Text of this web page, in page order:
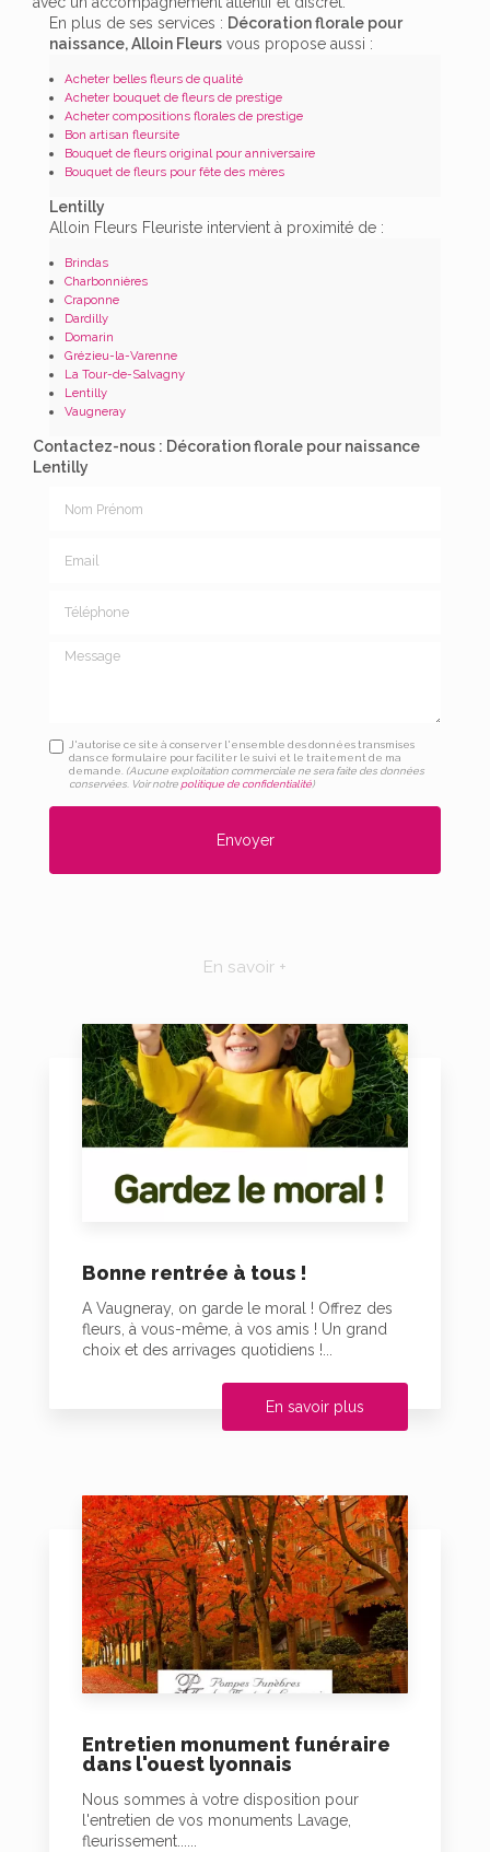
En plus de ses services : Décoration florale pour
naissance, Alloin Fleurs vous propose aussi :
Acheter belles fleurs de qualité
Acheter bouquet de fleurs de prestige
Acheter compositions florales de prestige
Bon artisan fleursite
Bouquet de fleurs original pour anniversaire
Bouquet de fleurs pour fête des mères
Lentilly
Alloin Fleurs Fleuriste intervient à proximité de :
Brindas
Charbonnières
Craponne
Dardilly
Domarin
Grézieu-la-Varenne
La Tour-de-Salvagny
Lentilly
Vaugneray
Contactez-nous : Décoration florale pour naissance
Lentilly
Message
J'autorise ce site à conserver l'ensemble des données transmises
dans ce formulaire pour faciliter le suivi et le traitement de ma
demande. (Aucune exploitation commerciale ne sera faite des données
conservées. Voir notre politique de confidentialité)
En savoir +
Bonne rentrée à tous !
A Vaugneray, on garde le moral ! Offrez des
fleurs, à vous-même, à vos amis ! Un grand
choix et des arrivages quotidiens !...
En savoir plus
Entretien monument funéraire
dans l'ouest lyonnais
Nous sommes à votre disposition pour
l'entretien de vos monuments Lavage,
fleurissement......